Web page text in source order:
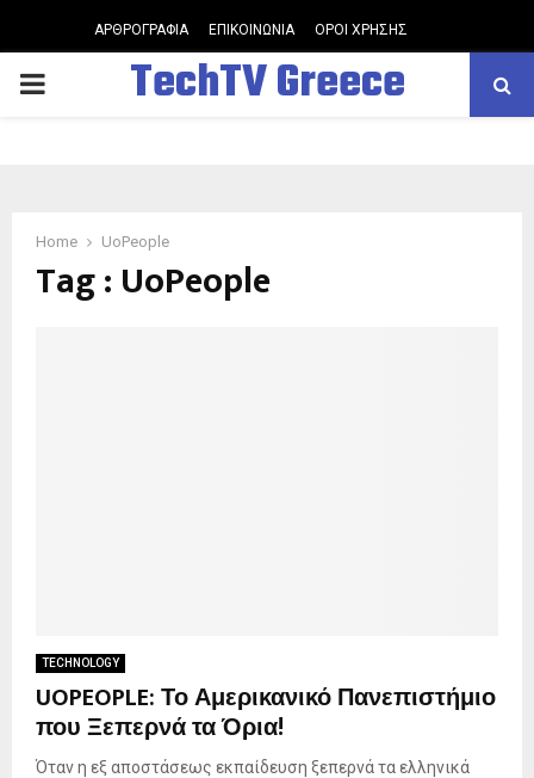
ΑΡΘΡΟΓΡΑΦΙΑ ΕΠΙΚΟΙΝΩΝΙΑ ΟΡΟΙ ΧΡΗΣΗΣ
PRIMARY TechTV Greece
Home UoPeople
Tag : UoPeople
TECHNOLOGY
UOPEOPLE: Το Αμερικανικό Πανεπιστήμιο
που Ξεπερνά τα Όρια!
Όταν η εξ αποστάσεως εκπαίδευση ξεπερνά τα ελληνικά